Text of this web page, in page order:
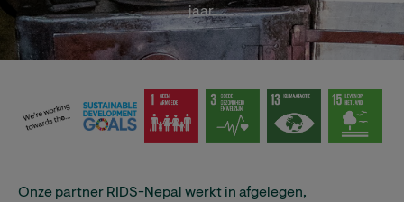
jaar.
Onze partner RIDS-Nepal werkt in afgelegen,